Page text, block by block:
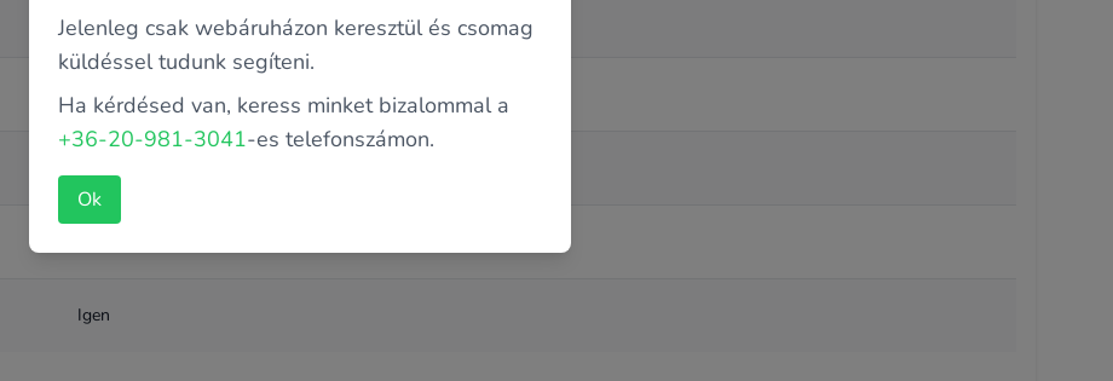
Intel 8. Gen
NVME SSD
Igen
Jelenleg csak webáruházon keresztül és csomag
küldéssel tudunk segíteni.
Ha kérdésed van, keress minket bizalommal a
+36-20-981-3041-es telefonszámon.
Ok